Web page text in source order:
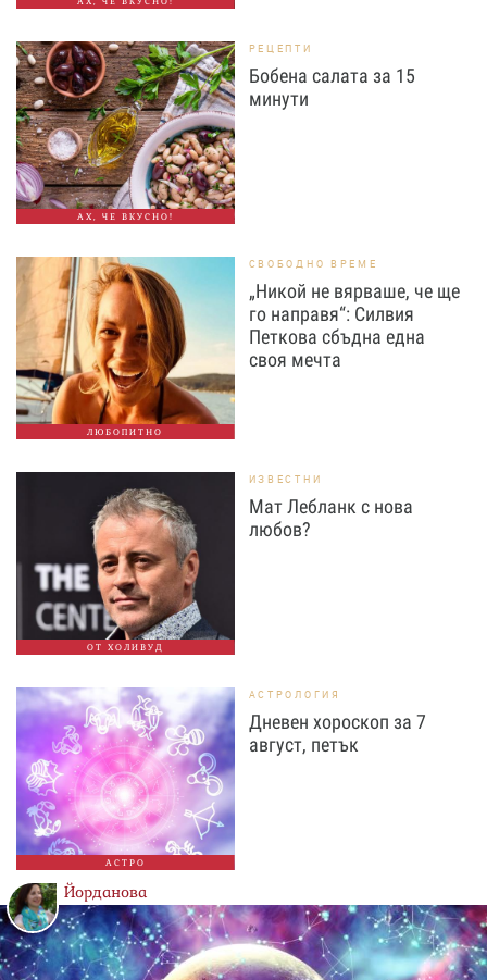
АХ, ЧЕ ВКУСНО!
РЕЦЕПТИ
Бобена салата за 15
минути
ЛЮБОПИТНО
СВОБОДНО ВРЕМЕ
„Никой не вярваше, че ще
го направя“: Силвия
Петкова сбъдна една
своя мечта
ОТ ХОЛИВУД
ИЗВЕСТНИ
Мат Лебланк с нова
любов?
АСТРО
АСТРОЛОГИЯ
Дневен хороскоп за 7
август, петък
Йорданова